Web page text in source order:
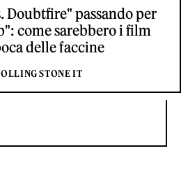
Doubtfire" passando per
come sarebbero i film
delle faccine
STONE IT